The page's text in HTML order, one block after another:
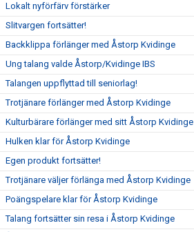
Lokalt nyförfärv förstärker
Slitvargen fortsätter!
Backklippa förlänger med Åstorp Kvidinge
Ung talang valde Åstorp/Kvidinge IBS
Talangen uppflyttad till seniorlag!
Trotjänare förlänger med Åstorp Kvidinge
Kulturbärare förlänger med sitt Åstorp Kvidinge
Hulken klar för Åstorp Kvidinge
Egen produkt fortsätter!
Trotjänare väljer förlänga med Åstorp Kvidinge
Poängspelare klar för Åstorp Kvidinge
Talang fortsätter sin resa i Åstorp Kvidinge